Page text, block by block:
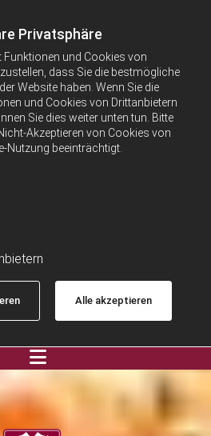
Privatsphäre
Funktionen und Cookies von
dass Sie die bestmögliche
Website haben. Wenn Sie die
und Cookies von Drittanbietern
Sie dies weiter unten tun. Bitte
Akzeptieren von Cookies von
Nutzung beeinträchtigt.
Alle akzeptieren